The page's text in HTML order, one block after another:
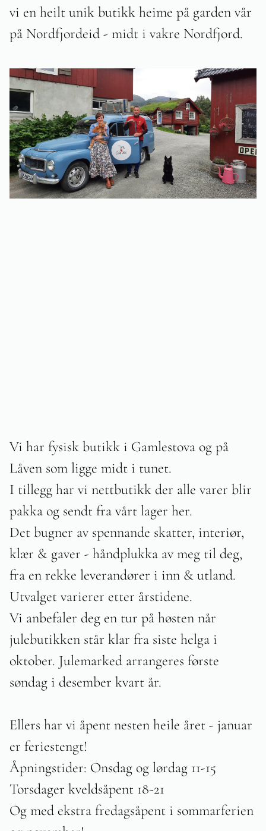
vi en heilt unik butikk heime på garden vår
på Nordfjordeid - midt i vakre Nordfjord.
Vi har fysisk butikk i Gamlestova og på
Låven som ligge midt i tunet.
I tillegg har vi nettbutikk der alle varer blir
pakka og sendt fra vårt lager her.
Det bugner av spennande skatter, interiør,
klær & gaver - håndplukka av meg til deg,
fra en rekke leverandører i inn & utland.
Utvalget varierer etter årstidene.
Vi anbefaler deg en tur på høsten når
julebutikken står klar fra siste helga i
oktober. Julemarked arrangeres første
søndag i desember kvart år.
Ellers har vi åpent nesten heile året - januar
er feriestengt!
Åpningstider: Onsdag og lørdag 11-15
Torsdager kveldsåpent 18-21
Og med ekstra fredagsåpent i sommarferien